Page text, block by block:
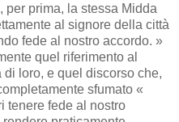
prima, la stessa Midda
al signore della città
fede al nostro accordo. »
quel riferimento al
loro, e quel discorso che,
sfumato «
tenere fede al nostro